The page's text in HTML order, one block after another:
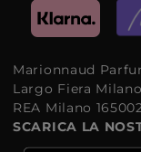
Marionnaud
Largo Fiera
REA Milano
SCARICA LA